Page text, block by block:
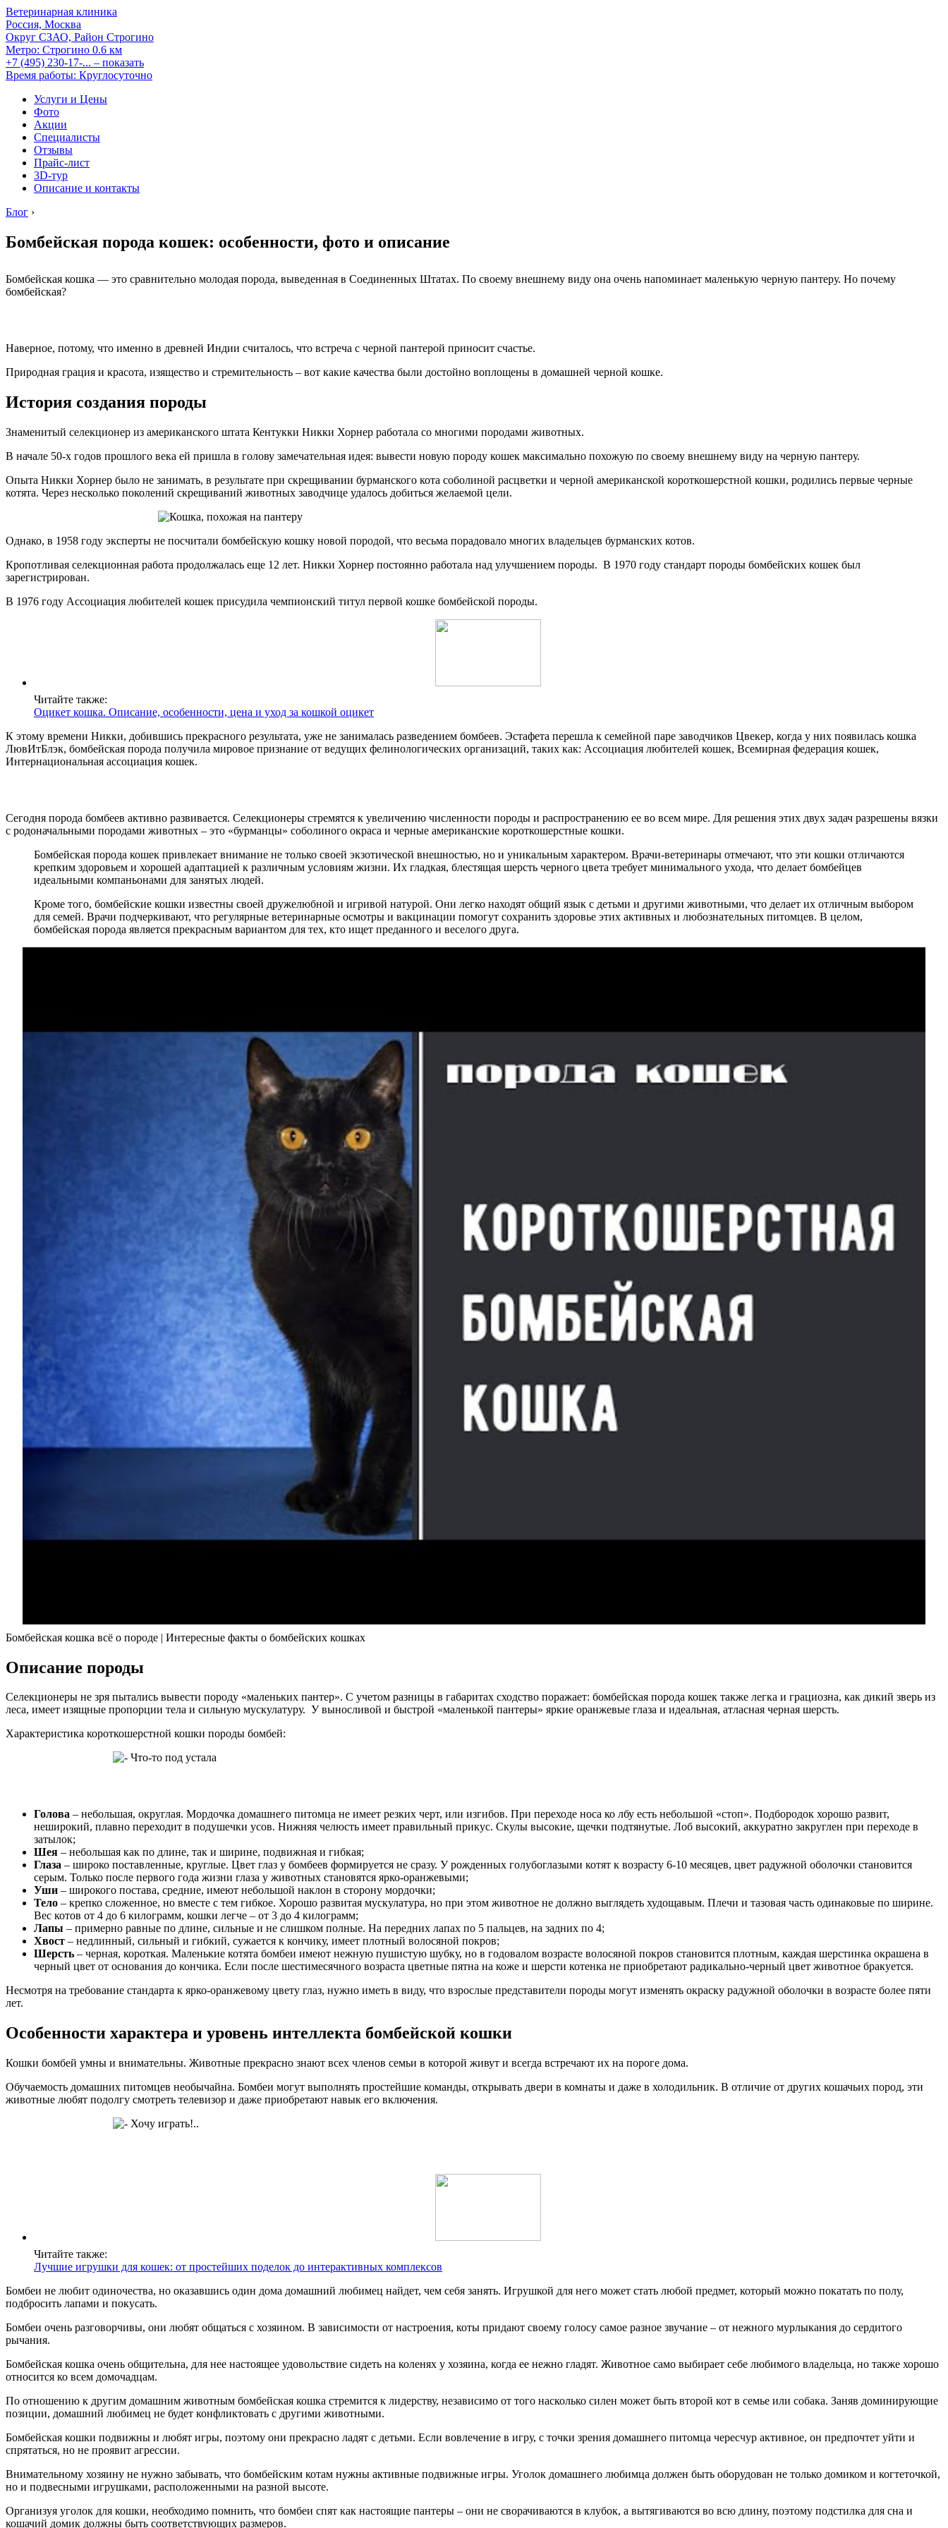
Ветеринарная клиника
Россия, Москва
Округ СЗАО, Район Строгино
Метро: Строгино 0.6 км
+7 (495) 230-17-... – показать
Время работы: Круглосуточно
Услуги и Цены
Фото
Акции
Специалисты
Отзывы
Прайс-лист
3D-тур
Описание и контакты
Блог ›
Бомбейская порода кошек: особенности, фото и описание
Бомбейская кошка — это сравнительно молодая порода, выведенная в Соединенных Штатах. По своему внешнему виду она очень напоминает маленькую черную пантеру. Но почему
бомбейская?
Наверное, потому, что именно в древней Индии считалось, что встреча с черной пантерой приносит счастье.
Природная грация и красота, изящество и стремительность – вот какие качества были достойно воплощены в домашней черной кошке.
История создания породы
Знаменитый селекционер из американского штата Кентукки Никки Хорнер работала со многими породами животных.
В начале 50-х годов прошлого века ей пришла в голову замечательная идея: вывести новую породу кошек максимально похожую по своему внешнему виду на черную пантеру.
Опыта Никки Хорнер было не занимать, в результате при скрещивании бурманского кота соболиной расцветки и черной американской короткошерстной кошки, родились первые черные
котята. Через несколько поколений скрещиваний животных заводчице удалось добиться желаемой цели.
Однако, в 1958 году эксперты не посчитали бомбейскую кошку новой породой, что весьма порадовало многих владельцев бурманских котов.
Кропотливая селекционная работа продолжалась еще 12 лет. Никки Хорнер постоянно работала над улучшением породы. В 1970 году стандарт породы бомбейских кошек был
зарегистрирован.
В 1976 году Ассоциация любителей кошек присудила чемпионский титул первой кошке бомбейской породы.
Читайте также:
Оцикет кошка. Описание, особенности, цена и уход за кошкой оцикет
К этому времени Никки, добившись прекрасного результата, уже не занималась разведением бомбеев. Эстафета перешла к семейной паре заводчиков Цвекер, когда у них появилась кошка
ЛювИтБлэк, бомбейская порода получила мировое признание от ведущих фелинологических организаций, таких как: Ассоциация любителей кошек, Всемирная федерация кошек,
Интернациональная ассоциация кошек.
Сегодня порода бомбеев активно развивается. Селекционеры стремятся к увеличению численности породы и распространению ее во всем мире. Для решения этих двух задач разрешены вязки
с родоначальными породами животных – это «бурманцы» соболиного окраса и черные американские короткошерстные кошки.
Бомбейская порода кошек привлекает внимание не только своей экзотической внешностью, но и уникальным характером. Врачи-ветеринары отмечают, что эти кошки отличаются
крепким здоровьем и хорошей адаптацией к различным условиям жизни. Их гладкая, блестящая шерсть черного цвета требует минимального ухода, что делает бомбейцев
идеальными компаньонами для занятых людей.
Кроме того, бомбейские кошки известны своей дружелюбной и игривой натурой. Они легко находят общий язык с детьми и другими животными, что делает их отличным выбором
для семей. Врачи подчеркивают, что регулярные ветеринарные осмотры и вакцинации помогут сохранить здоровье этих активных и любознательных питомцев. В целом,
бомбейская порода является прекрасным вариантом для тех, кто ищет преданного и веселого друга.
Бомбейская кошка всё о породе | Интересные факты о бомбейских кошках
Описание породы
Селекционеры не зря пытались вывести породу «маленьких пантер». С учетом разницы в габаритах сходство поражает: бомбейская порода кошек также легка и грациозна, как дикий зверь из
леса, имеет изящные пропорции тела и сильную мускулатуру. У выносливой и быстрой «маленькой пантеры» яркие оранжевые глаза и идеальная, атласная черная шерсть.
Характеристика короткошерстной кошки породы бомбей:
Голова – небольшая, округлая. Мордочка домашнего питомца не имеет резких черт, или изгибов. При переходе носа ко лбу есть небольшой «стоп». Подбородок хорошо развит,
неширокий, плавно переходит в подушечки усов. Нижняя челюсть имеет правильный прикус. Скулы высокие, щечки подтянутые. Лоб высокий, аккуратно закруглен при переходе в
затылок;
Шея – небольшая как по длине, так и ширине, подвижная и гибкая;
Глаза – широко поставленные, круглые. Цвет глаз у бомбеев формируется не сразу. У рожденных голубоглазыми котят к возрасту 6-10 месяцев, цвет радужной оболочки становится
серым. Только после первого года жизни глаза у животных становятся ярко-оранжевыми;
Уши – широкого постава, средние, имеют небольшой наклон в сторону мордочки;
Тело – крепко сложенное, но вместе с тем гибкое. Хорошо развитая мускулатура, но при этом животное не должно выглядеть худощавым. Плечи и тазовая часть одинаковые по ширине.
Вес котов от 4 до 6 килограмм, кошки легче – от 3 до 4 килограмм;
Лапы – примерно равные по длине, сильные и не слишком полные. На передних лапах по 5 пальцев, на задних по 4;
Хвост – недлинный, сильный и гибкий, сужается к кончику, имеет плотный волосяной покров;
Шерсть – черная, короткая. Маленькие котята бомбеи имеют нежную пушистую шубку, но в годовалом возрасте волосяной покров становится плотным, каждая шерстинка окрашена в
черный цвет от основания до кончика. Если после шестимесячного возраста цветные пятна на коже и шерсти котенка не приобретают радикально-черный цвет животное бракуется.
Несмотря на требование стандарта к ярко-оранжевому цвету глаз, нужно иметь в виду, что взрослые представители породы могут изменять окраску радужной оболочки в возрасте более пяти
лет.
Особенности характера и уровень интеллекта бомбейской кошки
Кошки бомбей умны и внимательны. Животные прекрасно знают всех членов семьи в которой живут и всегда встречают их на пороге дома.
Обучаемость домашних питомцев необычайна. Бомбеи могут выполнять простейшие команды, открывать двери в комнаты и даже в холодильник. В отличие от других кошачьих пород, эти
животные любят подолгу смотреть телевизор и даже приобретают навык его включения.
Читайте также:
Лучшие игрушки для кошек: от простейших поделок до интерактивных комплексов
Бомбеи не любит одиночества, но оказавшись один дома домашний любимец найдет, чем себя занять. Игрушкой для него может стать любой предмет, который можно покатать по полу,
подбросить лапами и покусать.
Бомбеи очень разговорчивы, они любят общаться с хозяином. В зависимости от настроения, коты придают своему голосу самое разное звучание – от нежного мурлыкания до сердитого
рычания.
Бомбейская кошка очень общительна, для нее настоящее удовольствие сидеть на коленях у хозяина, когда ее нежно гладят. Животное само выбирает себе любимого владельца, но также хорошо
относится ко всем домочадцам.
По отношению к другим домашним животным бомбейская кошка стремится к лидерству, независимо от того насколько силен может быть второй кот в семье или собака. Заняв доминирующие
позиции, домашний любимец не будет конфликтовать с другими животными.
Бомбейская кошки подвижны и любят игры, поэтому они прекрасно ладят с детьми. Если вовлечение в игру, с точки зрения домашнего питомца чересчур активное, он предпочтет уйти и
спрятаться, но не проявит агрессии.
Внимательному хозяину не нужно забывать, что бомбейским котам нужны активные подвижные игры. Уголок домашнего любимца должен быть оборудован не только домиком и когтеточкой,
но и подвесными игрушками, расположенными на разной высоте.
Организуя уголок для кошки, необходимо помнить, что бомбеи спят как настоящие пантеры – они не сворачиваются в клубок, а вытягиваются во всю длину, поэтому подстилка для сна и
кошачий домик должны быть соответствующих размеров.